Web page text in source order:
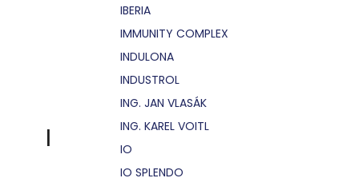
I
IBERIA
IMMUNITY COMPLEX
INDULONA
INDUSTROL
ING. JAN VLASÁK
ING. KAREL VOITL
IO
IO SPLENDO